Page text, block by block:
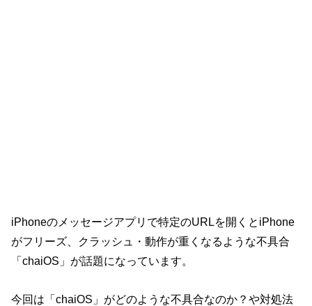
iPhoneのメッセージアプリで特定のURLを開くとiPhone
がフリーズ、クラッシュ・動作が重くなるような不具合
「chaiOS」が話題になっています。
今回は「chaiOS」がどのような不具合なのか？や対処法